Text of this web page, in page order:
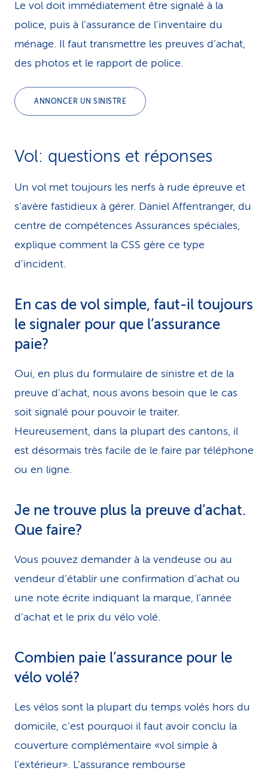
Le vol doit immédiatement être signalé à la
police, puis à l’assurance de l’inventaire du
ménage. Il faut transmettre les preuves d’achat,
des photos et le rapport de police.
ANNONCER UN SINISTRE
Vol: questions et réponses
Un vol met toujours les nerfs à rude épreuve et
s’avère fastidieux à gérer. Daniel Affentranger, du
centre de compétences Assurances spéciales,
explique comment la CSS gère ce type
d’incident.
En cas de vol simple, faut-il toujours
le signaler pour que l’assurance
paie?
Oui, en plus du formulaire de sinistre et de la
preuve d’achat, nous avons besoin que le cas
soit signalé pour pouvoir le traiter.
Heureusement, dans la plupart des cantons, il
est désormais très facile de le faire par téléphone
ou en ligne.
Je ne trouve plus la preuve d’achat.
Que faire?
Vous pouvez demander à la vendeuse ou au
vendeur d’établir une confirmation d’achat ou
une note écrite indiquant la marque, l’année
d’achat et le prix du vélo volé.
Combien paie l’assurance pour le
vélo volé?
Les vélos sont la plupart du temps volés hors du
domicile, c’est pourquoi il faut avoir conclu la
couverture complémentaire «vol simple à
l’extérieur». L’assurance rembourse